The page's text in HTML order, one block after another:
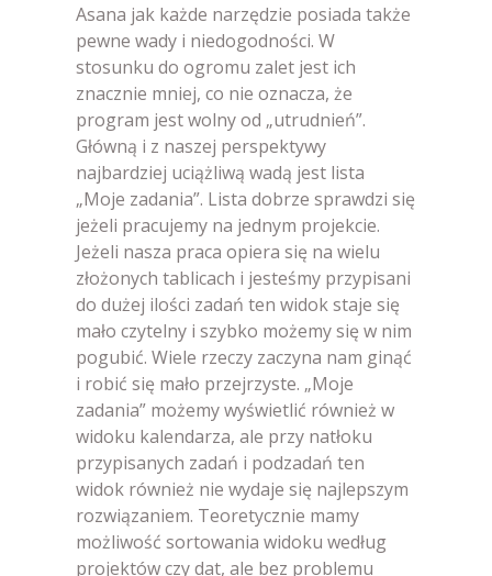
Asana jak każde narzędzie posiada także
pewne wady i niedogodności. W
stosunku do ogromu zalet jest ich
znacznie mniej, co nie oznacza, że
program jest wolny od „utrudnień”.
Główną i z naszej perspektywy
najbardziej uciążliwą wadą jest lista
„Moje zadania”. Lista dobrze sprawdzi się
jeżeli pracujemy na jednym projekcie.
Jeżeli nasza praca opiera się na wielu
złożonych tablicach i jesteśmy przypisani
do dużej ilości zadań ten widok staje się
mało czytelny i szybko możemy się w nim
pogubić. Wiele rzeczy zaczyna nam ginąć
i robić się mało przejrzyste. „Moje
zadania” możemy wyświetlić również w
widoku kalendarza, ale przy natłoku
przypisanych zadań i podzadań ten
widok również nie wydaje się najlepszym
rozwiązaniem. Teoretycznie mamy
możliwość sortowania widoku według
projektów czy dat, ale bez problemu